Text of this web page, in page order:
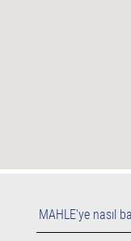
MAHLE'ye nasıl